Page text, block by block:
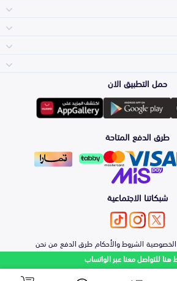
للتواصل معنا عبر الواتساب
المكائن، القيرات
وملحقاتها
الشمعات
والاصطبات (الاضاءة)
الفرامل والأقمشة
الأبواب، الرفرف
والكبوت
لوازم الرحلات
اكسسوارات العناية
الزيوت و السوائل
الأكثر مبيعاً
التلميع والعناية
حماية مقدمة السيارة
Toyota
Hyundai
Kia
Nissan
حمل التطبيق الان
طرق الدفع المتاحة
شبكاتنا الاجتماعية
الشروط والأحكامطرق الدفعمن نحن